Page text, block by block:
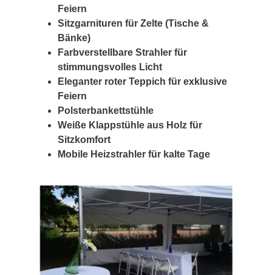
Feiern
Sitzgarnituren für Zelte (Tische &
Bänke)
Farbverstellbare Strahler für
stimmungsvolles Licht
Eleganter roter Teppich für exklusive
Feiern
Polsterbankettstühle
Weiße Klappstühle aus Holz für
Sitzkomfort
Mobile Heizstrahler für kalte Tage